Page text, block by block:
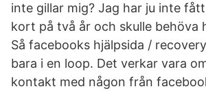
inte gillar mig? Jag har ju inte
kort på två år och skulle behöva
Så facebooks hjälpsida /
bara i en loop. Det verkar vara
kontakt med någon från